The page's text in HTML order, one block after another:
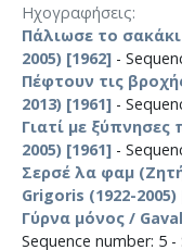
Ηχογραφήσεις
Πάλιωσε το
2005) [1962] -
Πέφτουν τις
2013) [1961] -
Γιατί με
2005) [1961] -
Σερσέ λα φαμ
Grigoris (1922-2005)
Γύρνα μόνος /
Sequence number: 5 -